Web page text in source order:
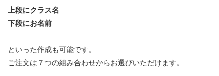
上段にクラス名
下段にお名前
といった作成も可能です。
ご注文は７つの組み合わせからお選びいただけます。